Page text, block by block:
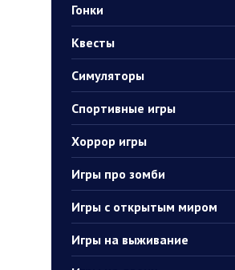
Гонки
Квесты
Симуляторы
Спортивные игры
Хоррор игры
Игры про зомби
Игры с открытым миром
Игры на выживание